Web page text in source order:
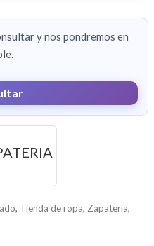
y nos pondremos en
, Tienda de ropa, Zapatería,